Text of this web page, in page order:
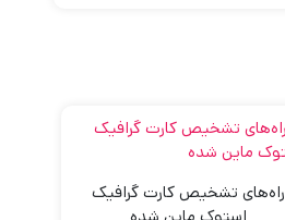
راه‌های تشخیص کارت گرافیک